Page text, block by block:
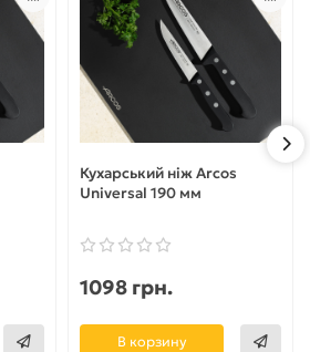
Кухарський ніж Arcos
Universal 190 мм
1098 грн.
В корзину